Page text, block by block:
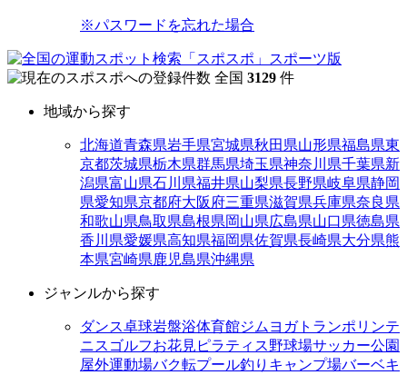
※パスワードを忘れた場合
全国 3129 件
地域から探す
北海道青森県岩手県宮城県秋田県山形県福島県東
京都茨城県栃木県群馬県埼玉県神奈川県千葉県新
潟県富山県石川県福井県山梨県長野県岐阜県静岡
県愛知県京都府大阪府三重県滋賀県兵庫県奈良県
和歌山県鳥取県島根県岡山県広島県山口県徳島県
香川県愛媛県高知県福岡県佐賀県長崎県大分県熊
本県宮崎県鹿児島県沖縄県
ジャンルから探す
ダンス卓球岩盤浴体育館ジム ヨガトランポリンテ
ニス ゴルフお花見 ピラティス野球場サッカー公園
屋外運動場バク転プール釣り キャンプ場バーベキ